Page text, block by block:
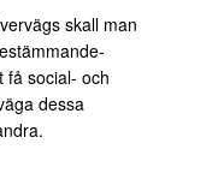
skall man
få social- och
dessa